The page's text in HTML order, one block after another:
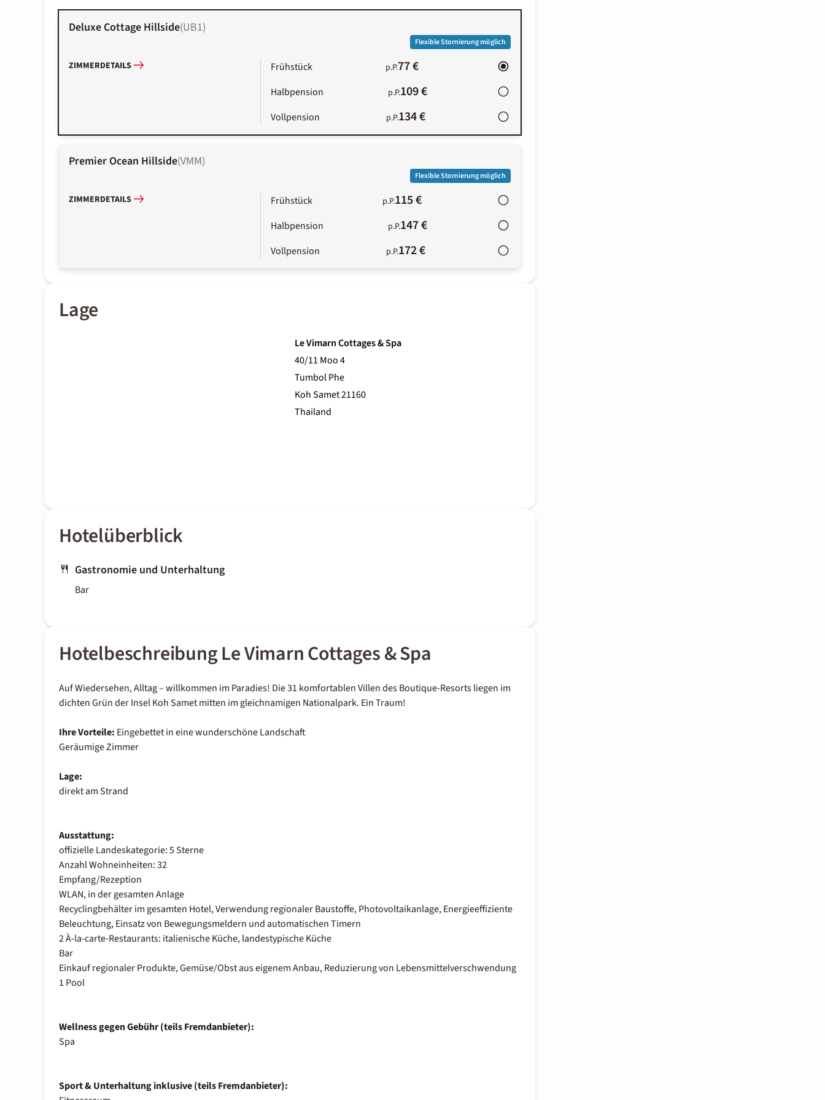
Deluxe Cottage Hillside(UB1)
Flexible Stornierung möglich
ZIMMERDETAILS Frühstück p.P.77 €
Halbpension p.P.109 €
Vollpension p.P.134 €
Premier Ocean Hillside(VMM)
Flexible Stornierung möglich
ZIMMERDETAILS Frühstück p.P.115 €
Halbpension p.P.147 €
Vollpension p.P.172 €
Lage
Le Vimarn Cottages & Spa
40/11 Moo 4
Tumbol Phe
Koh Samet 21160
Thailand
Hotelüberblick
Gastronomie und Unterhaltung
Bar
Hotelbeschreibung Le Vimarn Cottages & Spa
Auf Wiedersehen, Alltag – willkommen im Paradies! Die 31 komfortablen Villen des Boutique-Resorts liegen im
dichten Grün der Insel Koh Samet mitten im gleichnamigen Nationalpark. Ein Traum!
Ihre Vorteile: Eingebettet in eine wunderschöne Landschaft
Geräumige Zimmer
Lage:
direkt am Strand
Ausstattung:
offizielle Landeskategorie: 5 Sterne
Anzahl Wohneinheiten: 32
Empfang/Rezeption
WLAN, in der gesamten Anlage
Recyclingbehälter im gesamten Hotel, Verwendung regionaler Baustoffe, Photovoltaikanlage, Energieeffiziente
Beleuchtung, Einsatz von Bewegungsmeldern und automatischen Timern
2 À-la-carte-Restaurants: italienische Küche, landestypische Küche
Bar
Einkauf regionaler Produkte, Gemüse/Obst aus eigenem Anbau, Reduzierung von Lebensmittelverschwendung
1 Pool
Wellness gegen Gebühr (teils Fremdanbieter):
Spa
Sport & Unterhaltung inklusive (teils Fremdanbieter):